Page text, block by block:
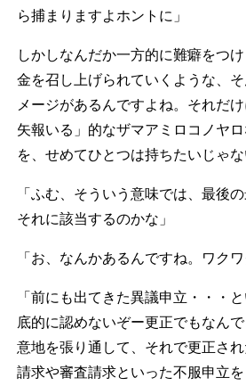
ら捕まりますよホントに」
しかしなんだか一方的に難癖をつ
金を召し上げられていくような、
メージがあるんですよね。それだ
矢報いる」的なザマアミロコノヤ
を、せめてひとつは持ちたいじゃな
「ふむ、そういう意味では、最後
それに該当するのかな」
「お、なんかあるんですね。ワクワ
「前にも出てきた異議申立・・・
底的に認めないぞー更正でもなん
意地を張り通して、それで更正さ
請求や審査請求といった不服申立